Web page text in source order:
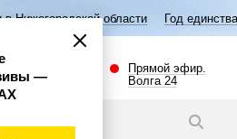
области Год единства народов России
Прямой эфир.
Волга 24
—